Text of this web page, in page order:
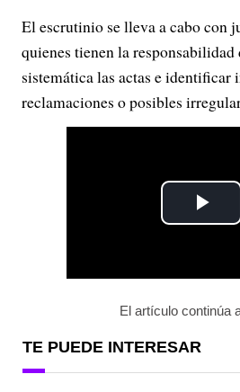
El escrutinio se lleva a cabo con
quienes tienen la
sistemática las actas e identificar
reclamaciones o posibles
P
a
El artículo continúa
TE PUEDE INTERESAR